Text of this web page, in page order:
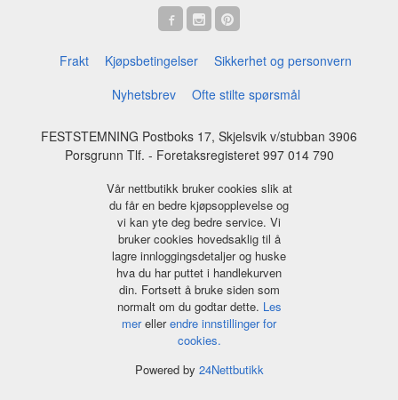
Frakt Kjøpsbetingelser
Sikkerhet og personvern
Nyhetsbrev
Ofte stilte spørsmål
FESTSTEMNING Postboks 17, Skjelsvik v/stubban 3906
Porsgrunn Tlf. - Foretaksregisteret 997 014 790
Vår nettbutikk bruker cookies slik at
du får en bedre kjøpsopplevelse og
vi kan yte deg bedre service. Vi
bruker cookies hovedsaklig til å
lagre innloggingsdetaljer og huske
hva du har puttet i handlekurven
din. Fortsett å bruke siden som
normalt om du godtar dette. Les
merellerendre innstillinger for
cookies.
Powered by 24Nettbutikk